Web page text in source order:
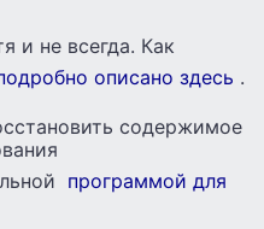
и не всегда. Как
описано здесь .
содержимое
программой для